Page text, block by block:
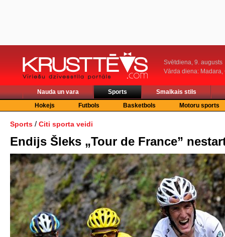
Svētdiena, 9. augusts
Vārda diena: Madara,
Nauda un vara Sports
Smalkais stils
Hokejs
Futbols Basketbols Motoru sports
Sports / Citi sporta veidi
Endijs Šleks „Tour de France”